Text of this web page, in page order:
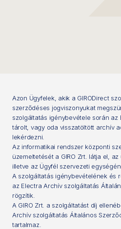
Azon Ügyfelek, akik a GIRODirect
szerződéses jogviszonyukat
szolgáltatás igénybevétele során
tárolt, vagy oda visszatöltött archív
lekérdezni.
Az informatikai rendszer központi
üzemeltetését a GIRO Zrt. látja el,
illetve az Ügyfél szervezeti
A szolgáltatás igénybevételének és
az Electra Archív szolgáltatás
rögzítik.
A GIRO Zrt. a szolgáltatást díj
Archív szolgáltatás Általános
tartalmaz.